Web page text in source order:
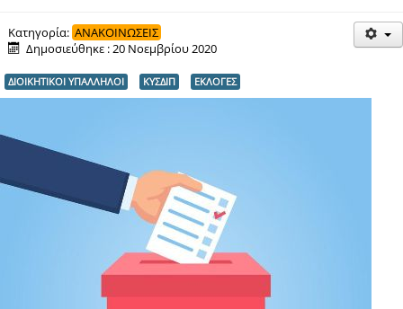
ΕΞ ΑΠΟΣΤΑΣΕΩΣ ΕΚΠΑΙΔΕΥΣΗ
Κατηγορία: ΑΝΑΚΟΙΝΩΣΕΙΣ
Δημοσιεύθηκε : 20 Νοεμβρίου 2020
ΔΙΟΙΚΗΤΙΚΟΙ ΥΠΑΛΛΗΛΟΙ ΚΥΣΔΙΠ ΕΚΛΟΓΕΣ